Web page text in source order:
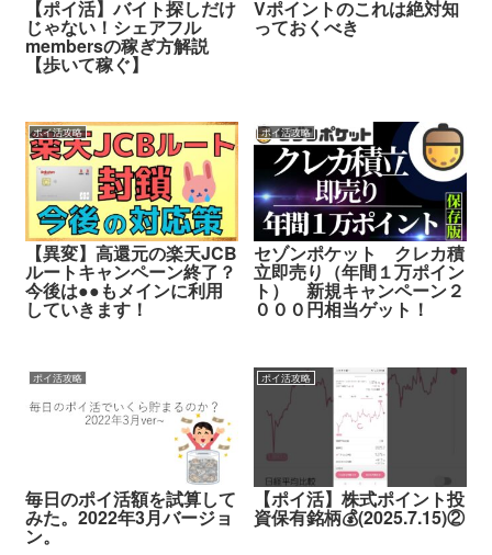
【ポイ活】バイト探しだけ
じゃない！シェアフル
membersの稼ぎ方解説
【歩いて稼ぐ】
Vポイントのこれは絶対知
っておくべき
ポイ活攻略
【異変】高還元の楽天JCB
ルートキャンペーン終了？
今後は●●もメインに利用
していきます！
ポイ活攻略
セゾンポケット クレカ積
立即売り（年間１万ポイン
ト） 新規キャンペーン２
０００円相当ゲット！
ポイ活攻略
毎日のポイ活額を試算して
みた。2022年3月バージョ
ン。
ポイ活攻略
【ポイ活】株式ポイント投
資保有銘柄💰️(2025.7.15)②